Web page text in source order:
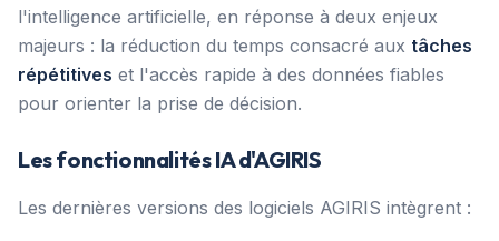
l'intelligence artificielle, en réponse à deux enjeux
majeurs : la réduction du temps consacré aux tâches
répétitives et l'accès rapide à des données fiables
pour orienter la prise de décision.
Les fonctionnalités IA d'AGIRIS
Les dernières versions des logiciels AGIRIS intègrent :